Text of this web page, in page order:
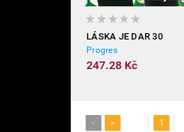
LÁSKA JE DAR 30
Progres
247.28 Kč
< > 1